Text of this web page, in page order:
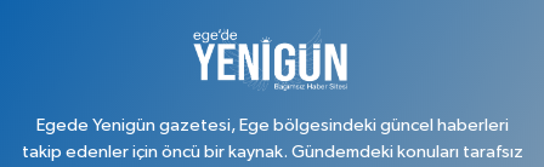
Egede Yenigün gazetesi, Ege bölgesindeki güncel haberleri
takip edenler için öncü bir kaynak. Gündemdeki konuları tarafsız